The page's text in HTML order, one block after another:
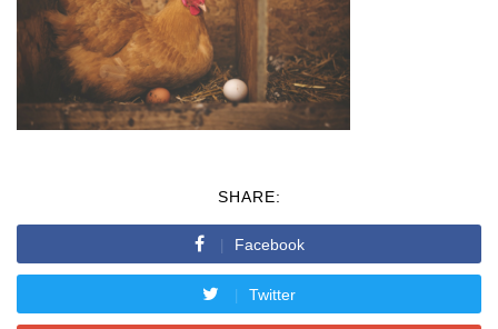
SHARE:
Facebook
Twitter